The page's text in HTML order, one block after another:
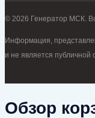
© 2026 Генератор МСК.
Информация,
и не является публичной
Обзор